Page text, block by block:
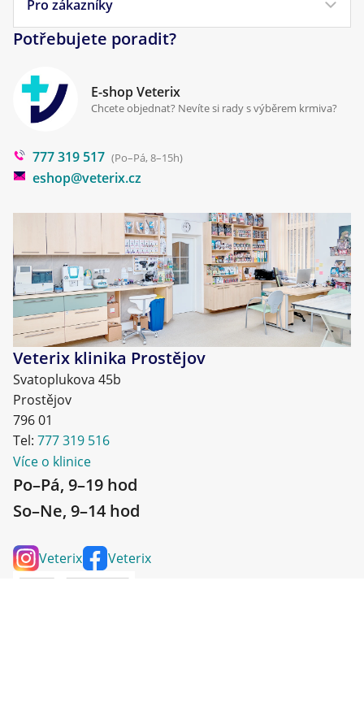
Pamlsky pro psy
Reklamace a vrácení
Cookies a podmínky používání
Náš příběh
Pro zákazníky
Klinika Prostějov
Poradna
Blog
Potřebujete poradit?
E-shop Veterix
Chcete objednat? Nevíte si rady s výběrem krmiva?
777 319 517 (Po–Pá, 8–15h)
eshop@veterix.cz
Veterix klinika Prostějov
Svatoplukova 45b
Prostějov
796 01
Tel: 777 319 516
Více o klinice
Po–Pá, 9–19 hod
So–Ne, 9–14 hod
Veterix Veterix